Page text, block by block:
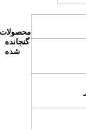
محصولات
گنجانده
شده